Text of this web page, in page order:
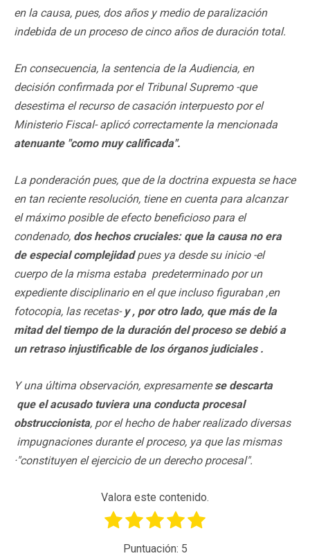
en la causa, pues, dos años y medio de paralización
indebida de un proceso de cinco años de duración total.
En consecuencia, la sentencia de la Audiencia, en
decisión confirmada por el Tribunal Supremo -que
desestima el recurso de casación interpuesto por el
Ministerio Fiscal- aplicó correctamente la mencionada
atenuante "como muy calificada".
La ponderación pues, que de la doctrina expuesta se hace
en tan reciente resolución, tiene en cuenta para alcanzar
el máximo posible de efecto beneficioso para el
condenado, dos hechos cruciales: que la causa no era
de especial complejidadpues ya desde su inicio -el
cuerpo de la misma estaba predeterminado por un
expediente disciplinario en el que incluso figuraban ,en
fotocopia, las recetas-y , por otro lado, que más de la
mitad del tiempo de la duración del proceso se debió a
un retraso injustificable de los órganos judiciales .
Y una última observación, expresamentese descarta
que el acusado tuviera una conducta procesal
obstruccionista, por el hecho de haber realizado diversas
impugnaciones durante el proceso, ya que las mismas
·"constituyen el ejercicio de un derecho procesal".
Valora este contenido.
Puntuación: 5